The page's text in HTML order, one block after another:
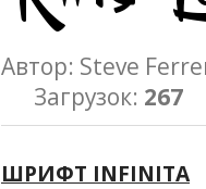
Автор: Steve
Загрузок: 267
ШРИФТ INFINITA